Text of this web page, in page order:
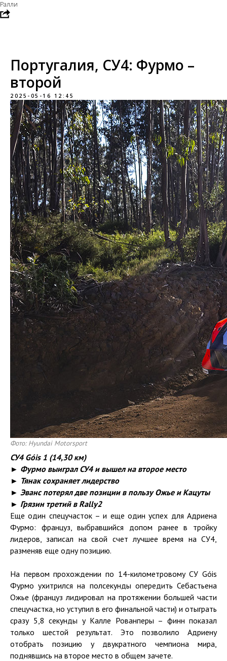
Ралли
Португалия, СУ4: Фурмо –
второй
2025-05-16 12:45
Фото: Hyundai Motorsport
СУ4 Góis1 (14,30 км)
► Фурмо выиграл СУ4 и вышел на второе место
► Тянак сохраняет лидерство
► Эванс потерял две позиции в пользу Ожье и Кацуты
► Грязин третий в Rally2
Еще один спецучасток – и еще один успех для Адриена
Фурмо: француз, выбравшийся допом ранее в тройку
лидеров, записал на свой счет лучшее время на СУ4,
разменяв еще одну позицию.
На первом прохождении по 14-километровому СУ Góis
Фурмо ухитрился на полсекунды опередить Себастьена
Ожье (француз лидировал на протяжении большей части
спецучастка, но уступил в его финальной части) и отыграть
сразу 5,8 секунды у Калле Рованперы – финн показал
только шестой результат. Это позволило Адриену
отобрать позицию у двукратного чемпиона мира,
поднявшись на второе место в общем зачете.